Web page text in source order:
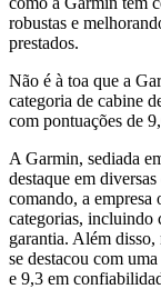
robustas e
prestados.
Não é à toa que a
categoria de cabine
com pontuações de
A Garmin, sediada
destaque em
comando, a empresa
categorias, incluindo
garantia. Além disso,
se destacou com
e 9,3 em